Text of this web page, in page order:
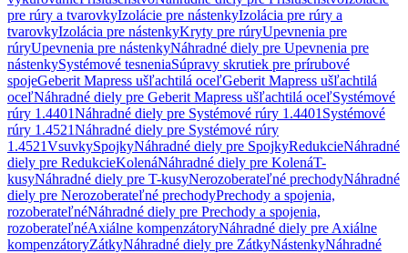
pre rúry a tvarovkyIzolácie pre nástenkyIzolácia pre rúry a
tvarovkyIzolácia pre nástenkyKryty pre rúryUpevnenia pre
rúryUpevnenia pre nástenkyNáhradné diely pre Upevnenia pre
nástenkySystémové tesneniaSúpravy skrutiek pre prírubové
spojeGeberit Mapress ušľachtilá oceľGeberit Mapress ušľachtilá
oceľNáhradné diely pre Geberit Mapress ušľachtilá oceľSystémové
rúry 1.4401Náhradné diely pre Systémové rúry 1.4401 Systémové
rúry 1.4521Náhradné diely pre Systémové rúry
1.4521VsuvkySpojkyNáhradné diely pre SpojkyRedukcieNáhradné
diely pre RedukcieKolenáNáhradné diely pre KolenáT-
kusyNáhradné diely pre T-kusyNerozoberateľné prechodyNáhradné
diely pre Nerozoberateľné prechodyPrechody a spojenia,
rozoberateľnéNáhradné diely pre Prechody a spojenia,
rozoberateľnéAxiálne kompenzátoryNáhradné diely pre Axiálne
kompenzátoryZátkyNáhradné diely pre ZátkyNástenkyNáhradné